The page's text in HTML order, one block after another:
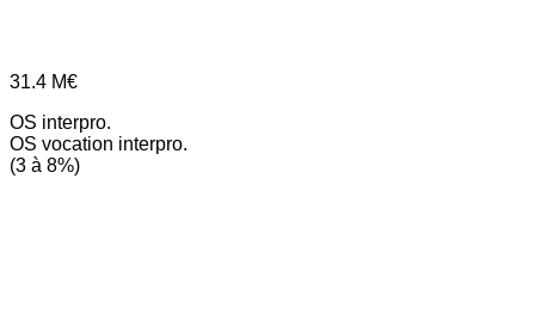
31.4 M€
OS interpro.
OS vocation interpro.
(3 à 8%)